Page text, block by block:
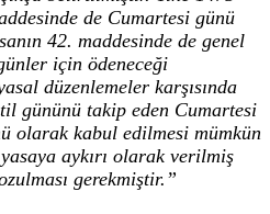
de Cumartesi günü
42. maddesinde de genel
için ödeneceği
düzenlemeler karşısında
gününü takip eden Cumartesi
olarak kabul edilmesi mümkün
aykırı olarak verilmiş
gerekmiştir.”